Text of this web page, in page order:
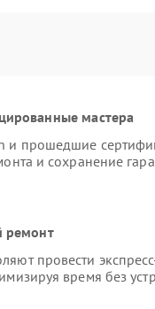
мастера
и прошедшие
и сохранение
ремонт
провести
время без